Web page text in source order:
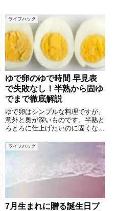
しょう。しかし、8月31日にはそ
れ以外にもさまざまな記念日や歴
史的な出来事が重なっていま
ライフハック
ゆで卵のゆで時間 早見表
で失敗なし！半熟から固ゆ
でまで徹底解説
ゆで卵はシンプルな料理ですが、
意外と奥が深いものです。半熟と
ろとろに仕上げたいのに固くなっ
したいのに黄身がまだ柔らかかっ
たり…。そんな経験はありません
か？実は、ゆで卵の仕上がりは
「ゆで時間」と「火加減」、そし
ライフハック
7月生まれに贈る誕生日プ